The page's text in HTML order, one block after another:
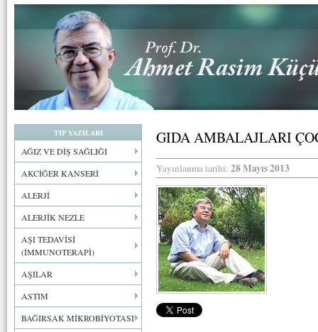
TIP YAZILARI
AĞIZ VE DİŞ SAĞLIĞI
AKCİĞER KANSERİ
ALERJİ
ALERJİK NEZLE
AŞI TEDAVİSİ
(İMMUNOTERAPİ)
AŞILAR
ASTIM
BAĞIRSAK MİKROBİYOTASI
GIDA AMBALAJLARI
Yayınlanma tarihi: 28 Mayıs 2013